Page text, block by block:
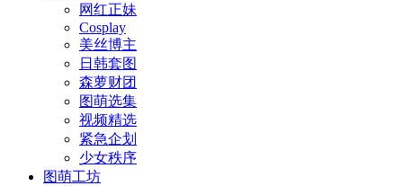
网红正妹
Cosplay
美丝博主
日韩套图
森萝财团
图萌选集
视频精选
紧急企划
少女秩序
图萌工坊